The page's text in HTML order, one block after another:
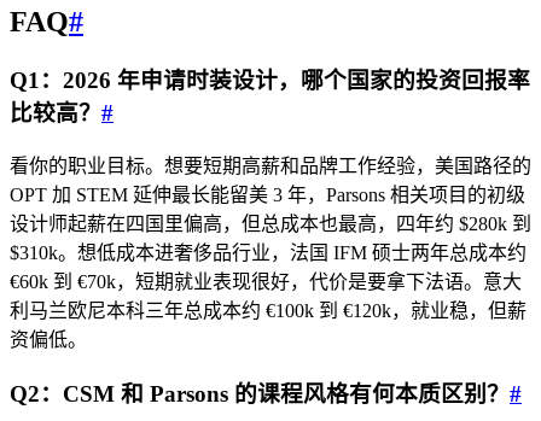
FAQ#
Q1：2026 年申请时装设计，哪个国家的投资回报率
比较高？ #
看你的职业目标。想要短期高薪和品牌工作经验，美国路径的
OPT 加 STEM 延伸最长能留美 3 年，Parsons 相关项目的初级
设计师起薪在四国里偏高，但总成本也最高，四年约 $280k 到
$310k。想低成本进奢侈品行业，法国 IFM 硕士两年总成本约
€60k 到 €70k，短期就业表现很好，代价是要拿下法语。意大
利马兰欧尼本科三年总成本约 €100k 到 €120k，就业稳，但薪
资偏低。
Q2：CSM 和 Parsons 的课程风格有何本质区别？ #